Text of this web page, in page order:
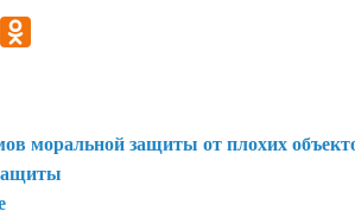
k
l
моральной защиты от плохих